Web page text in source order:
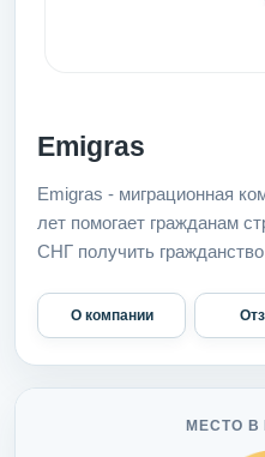
Emigras
Emigras - миграционная
лет помогает гражданам
СНГ получить
О компании
МЕСТО В